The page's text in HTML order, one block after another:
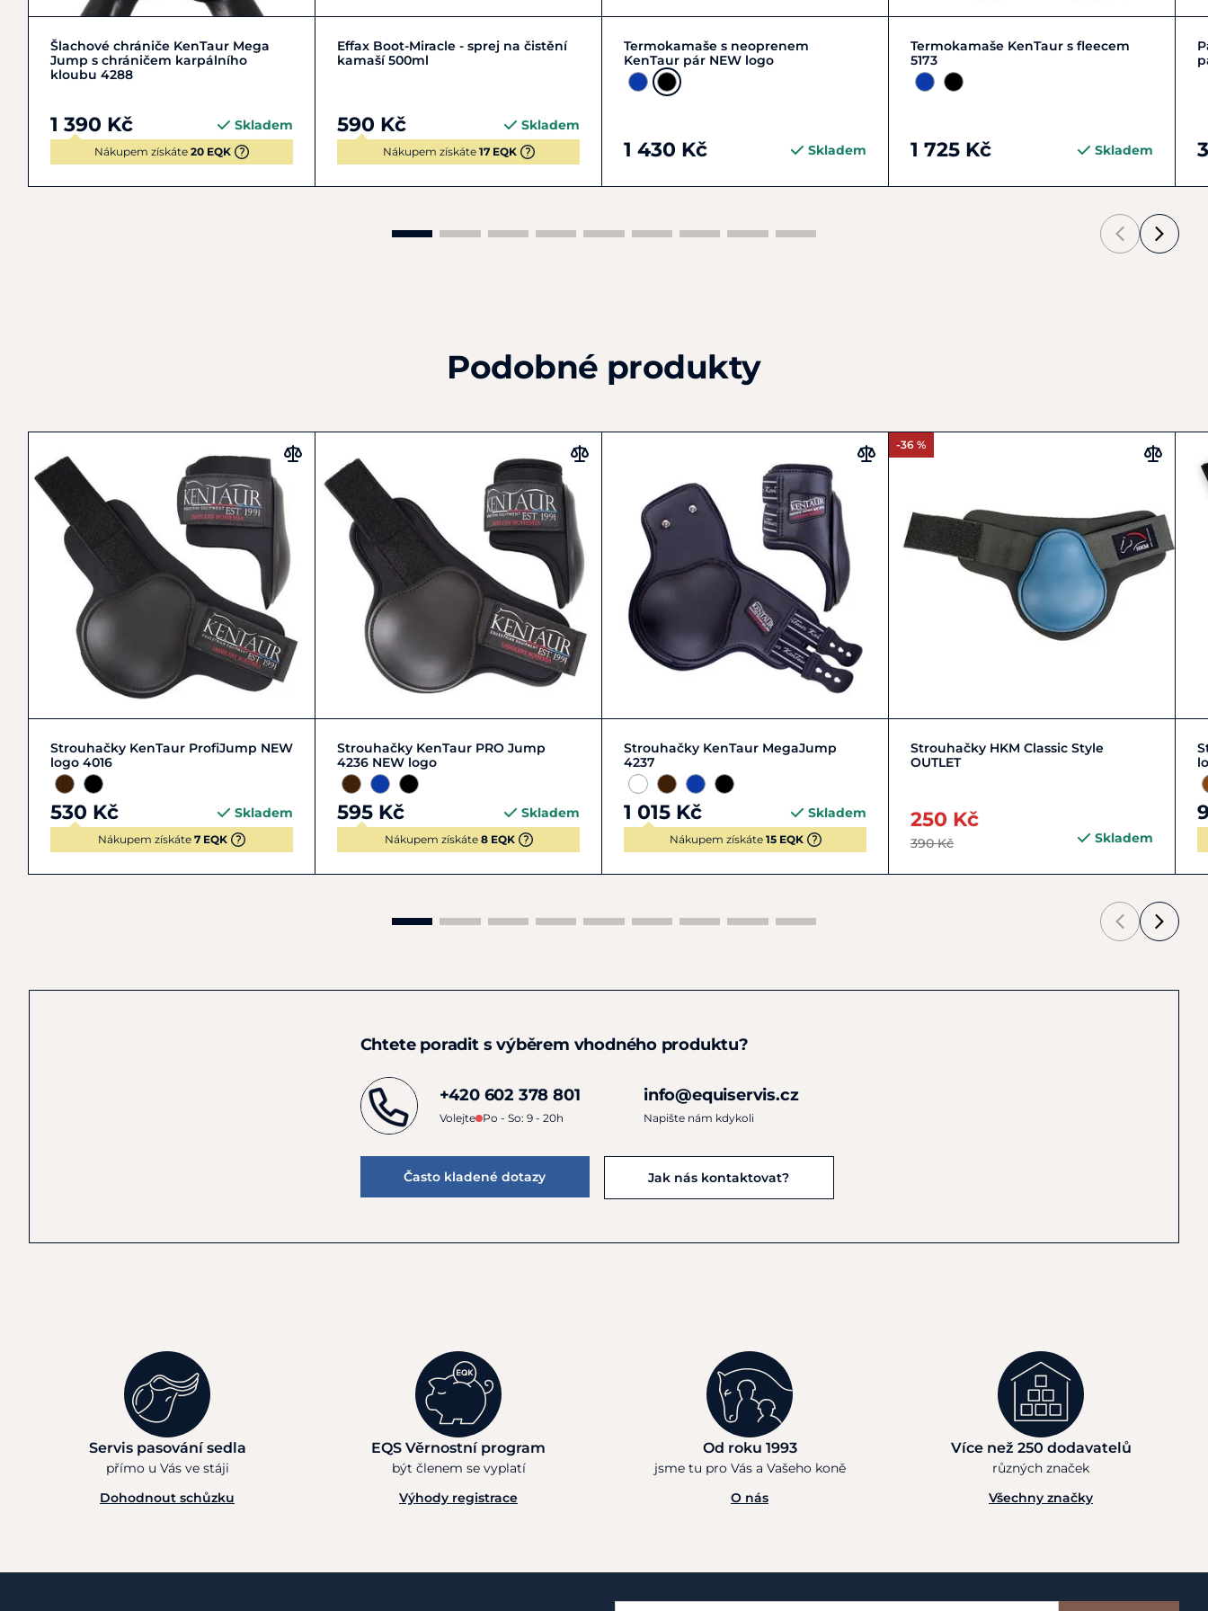
COB | M | 2 FULL | L | 3
Šlachové chrániče KenTaur Mega
Jump s chráničem karpálního
kloubu 4288
1 390 Kč Skladem
Nákupem získáte 20 EQK
Do košíku
Effax Boot-Miracle - sprej na čistění
kamaší 500ml
590 Kč Skladem
Nákupem získáte 17 EQK
Cob Full
Termokamaše s neoprenem
KenTaur pár NEW logo
1 430 Kč Skladem
Zobrazit detail
Termokamaše KenTaur s fleecem
5173
1 725 Kč Skladem
Podobné produkty
Zobrazit detail
Strouhačky KenTaur ProfiJump NEW
logo 4016
530 Kč Skladem
Nákupem získáte 7 EQK
Zobrazit detail
Strouhačky KenTaur PRO Jump
4236 NEW logo
595 Kč Skladem
Nákupem získáte 8 EQK
Zobrazit detail
Strouhačky KenTaur MegaJump
4237
1 015 Kč Skladem
Nákupem získáte 15 EQK
-36 %
FULL | L | 3 PONY | S | 1
Strouhačky HKM Classic Style
OUTLET
250 Kč
390 Kč Skladem
Chtete poradit s výběrem vhodného produktu?
+420 602 378 801
Volejte Po - So: 9 - 20h
info@equiservis.cz
Napište nám kdykoli
Často kladené dotazy Jak nás kontaktovat?
Servis pasování sedla
přímo u Vás ve stáji
Dohodnout schůzku
EQS Věrnostní program
být členem se vyplatí
Výhody registrace
Od roku 1993
jsme tu pro Vás a Vašeho koně
O nás
Více než 250 dodavatelů
různých značek
Všechny značky